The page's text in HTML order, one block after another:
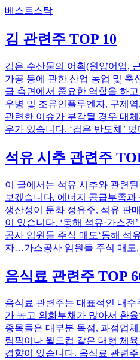
베스트스탁
김 관련주 TOP 10
김은 수산물의 어획(원양어업,
가공 등에 관한 산업 농업 및 축
급 측면에서 중요한 역할을 하
우병 및 조류인플루엔자, 구제
관련한 이슈가 부각될 경우 대
우가 있습니다. ‘검은 반도체’
석유 시추 관련주
이 글에서는 석유 시추와 관련
보겠습니다. 에너지 공급부족
생산성이 둔화 정유주, 석유 판
이 있습니다. ‘동해 석유·가스
공사 임원들 주식 매도‘동해 석
자…가스공사 임원들 주식 매도,
음식료 관련주 TOP
음식료 관련주는 대표적인 내
가 높고 외화부채가 많아서 환
종목들은 대부분 독점, 과점업
림픽이나 월드컵 같은 대형 체
경향이 있습니다. 음식료 관련